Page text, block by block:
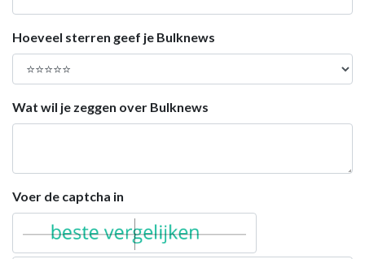
Hoeveel sterren geef je Bulknews
Wat wil je zeggen over Bulknews
Voer de captcha in